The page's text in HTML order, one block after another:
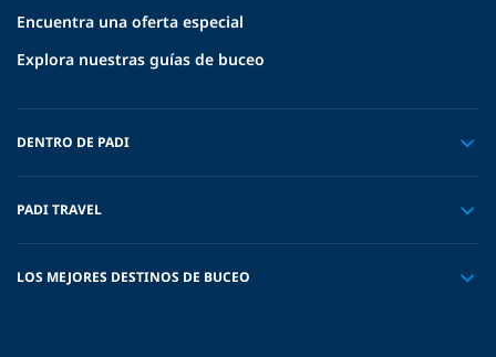
Encuentra una oferta especial
Explora nuestras guías de buceo
DENTRO DE PADI
PADI TRAVEL
LOS MEJORES DESTINOS DE BUCEO